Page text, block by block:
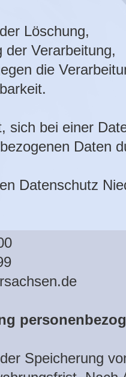
Löschung,
Verarbeitung,
die
sich bei einer
Daten
Datenschutz
Speicherung